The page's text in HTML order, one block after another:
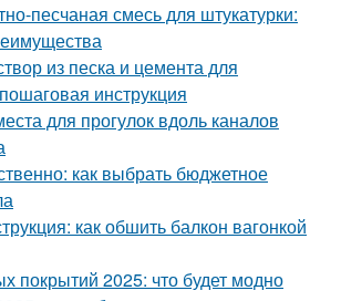
песчаная смесь для штукатурки:
из песка и цемента для
инструкция
для прогулок вдоль каналов
как выбрать бюджетное
как обшить балкон вагонкой
покрытий 2025: что будет модно